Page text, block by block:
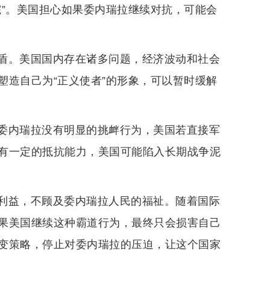
美国担心如果委内瑞拉继续对抗，可能会
。美国国内存在诸多问题，经济波动和社会
自己为“正义使者”的形象，可以暂时缓解
内瑞拉没有明显的挑衅行为，美国若直接军
一定的抵抗能力，美国可能陷入长期战争泥
益，不顾及委内瑞拉人民的福祉。随着国际
美国继续这种霸道行为，最终只会损害自己
策略，停止对委内瑞拉的压迫，让这个国家